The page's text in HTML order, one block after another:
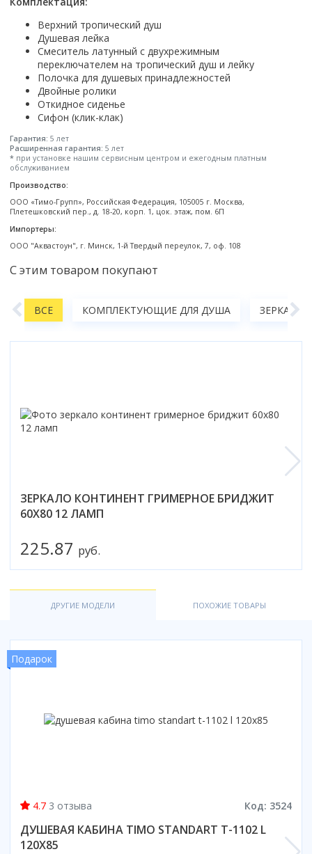
Комплектующие для ванн
Каркас
Ножки
Экраны под ванну
Гидромассажные системы
Wirpool
Недорогие
Дорогие
Уцененные
Недорогие по акции
Смотреть все
Топ брендов
River
Welt-wasser
Esbano
Смотреть все
Форма
Угловая
Прямоугольные
Полукруглая
Смотреть все
С открывающейся дверью
200 см
До 200 см
Смотреть все
Комплектующие
Ролики
Коврик для душевой кабины
Смотреть все
Форма
Прямоугольные
Закругленная
Комплектующие для унитазов
Гофры
Канализационный выпуск
Патрубки
Сиденья
Смотреть все
С пьедесталом
С полупьедесталом
Исполнение
Для дачи
Для ванной
Уличный
Смотреть все
Пьедесталы
Полупьедесталы
Италия
Россия
Смотреть все
Размер
40 см
50 см
65 см
Смотреть все
Страна производитель
Германия
Польша
Сербия
Чехия
Смотреть все
Страна производитель
Германия
Испания
Италия
Польша
Смотреть все
Чистящие средства
Grass
Karcher
O2 минерал
Страна производитель
Великобритания
Германия
Италия
Китай
Смотреть все
Электровеники, электрошвабры
Стеклоочистители
Мойки высокого давления
Пароочистители
Подметальные машины
Насосы
Этажерки, стеллажи, полки
Верхний тропический душ
Душевая лейка
Смеситель латунный с двухрежимным
переключателем на тропический душ и лейку
Полочка для душевых принадлежностей
Двойные ролики
Откидное сиденье
Сифон (клик-клак)
Гарантия: 5 лет
Расширенная гарантия: 5 лет
* при установке нашим сервисным центром и ежегодным платным
обслуживанием
Производство:
ООО «Тимо-Групп», Российская Федерация, 105005 г. Москва,
Плетешковский пер., д. 18-20, корп. 1, цок. этаж, пом. 6П
Импортеры:
ООО "Аквастоун", г. Минск, 1-й Твердый переулок, 7, оф. 108
С этим товаром покупают
ВСЕ КОМПЛЕКТУЮЩИЕ ДЛЯ ДУША ЗЕРКАЛА
ЗЕРКАЛО КОНТИНЕНТ ГРИМЕРНОЕ БРИДЖИТ
60X80 12 ЛАМП
225.87 руб.
ДРУГИЕ МОДЕЛИ ПОХОЖИЕ ТОВАРЫ
Подарок
4.7 3 отзыва Код: 3524
ДУШЕВАЯ КАБИНА TIMO STANDART T-1102 L
120X85